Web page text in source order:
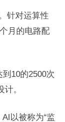
针对运算性
月的电路配
10的2500次
。
以被称为“监